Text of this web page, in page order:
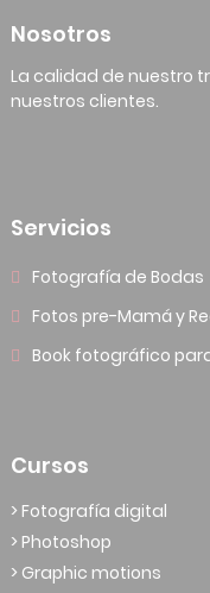
Nosotros
La calidad de nuestro
nuestros clientes.
Servicios
Fotografía de Bodas
Fotos pre-Mamá y
Book fotográfico
Cursos
> Fotografía digital
> Photoshop
> Graphic motions